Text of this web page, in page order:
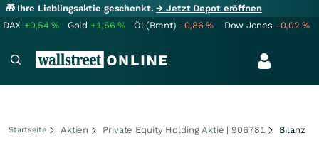
🎁 Ihre Lieblingsaktie geschenkt.→ Jetzt Depot eröffnen
DAX +0,54% Gold +1,56% Öl (Brent) -0,86% Dow Jones -0,02%
Startseite Aktien Private Equity Holding Aktie | 906781 Bilanz